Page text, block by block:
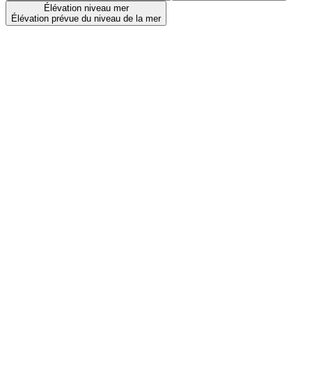
Élévation niveau mer
Élévation prévue du niveau de la mer